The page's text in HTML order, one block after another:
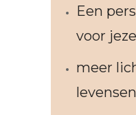
Een
voor
meer